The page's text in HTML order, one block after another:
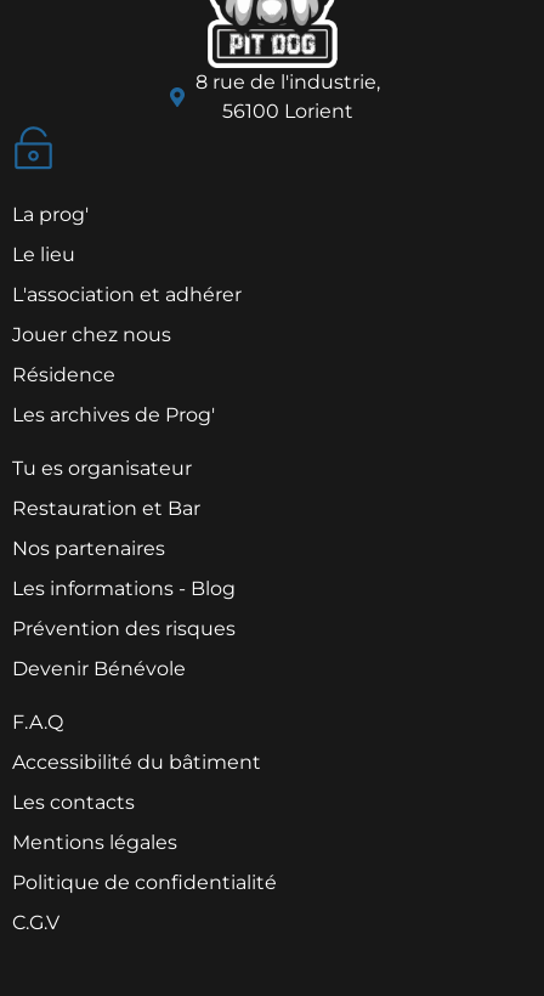
8 rue de l'industrie,
56100 Lorient
La prog'
Le lieu
L'association et adhérer
Jouer chez nous
Résidence
Les archives de Prog'
Tu es organisateur
Restauration et Bar
Nos partenaires
Les informations - Blog
Prévention des risques
Devenir Bénévole
F.A.Q
Accessibilité du bâtiment
Les contacts
Mentions légales
Politique de confidentialité
C.G.V